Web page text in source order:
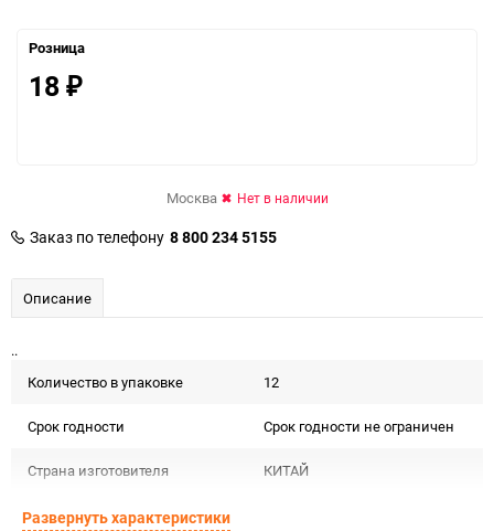
Розница
18 ₽
Москва Нет в наличии
Заказ по телефону 8 800 234 5155
Описание
..
Количество в упаковке
12
Срок годности Срок годности не ограничен
Страна изготовителя КИТАЙ
Предназначение товара
Развернуть характеристики